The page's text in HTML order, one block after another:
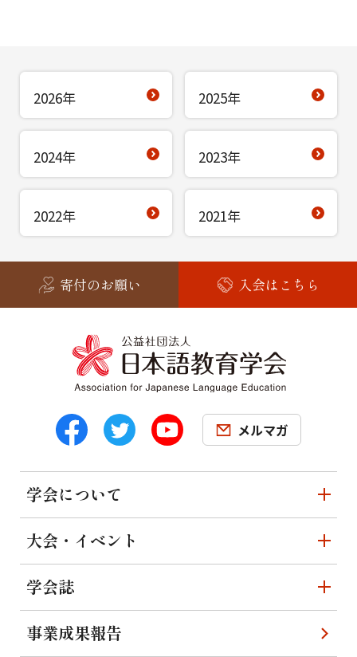
2026年 2025年
2024年 2023年
2022年 2021年
寄付のお願い 入会はこちら
メルマガ
学会について
大会・イベント
学会誌
事業成果報告